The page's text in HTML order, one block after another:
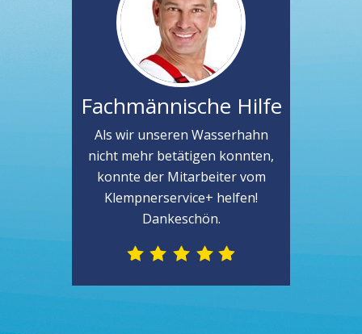
Fachmännische Hilfe
Als wir unseren Wasserhahn
nicht mehr betätigen konnten,
konnte der Mitarbeiter vom
Klempnerservice+ helfen!
Dankeschön.